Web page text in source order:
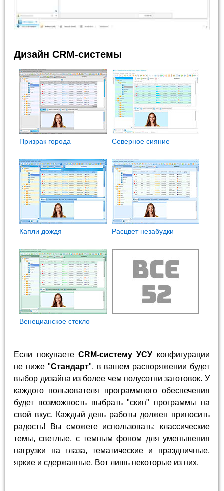
Дизайн CRM-системы
Призрак города Северное сияние
Капли дождя Расцвет незабудки
Венецианское стекло
Если покупаете CRM-систему УСУ конфигурации
не ниже "Стандарт", в вашем распоряжении будет
выбор дизайна из более чем полусотни заготовок. У
каждого пользователя программного обеспечения
будет возможность выбрать "скин" программы на
свой вкус. Каждый день работы должен приносить
радость! Вы сможете использовать: классические
темы, светлые, с темным фоном для уменьшения
нагрузки на глаза, тематические и праздничные,
яркие и сдержанные. Вот лишь некоторые из них.